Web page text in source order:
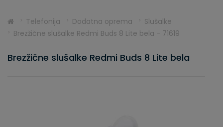
Telefonija Dodatna oprema
Slušalke
Brezžične slušalke Redmi Buds 8 Lite bela - 71619
Brezžične slušalke Redmi Buds 8 Lite bela